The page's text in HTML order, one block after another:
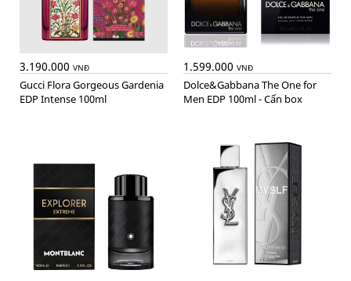
3.190.000 VNĐ
Gucci Flora Gorgeous Gardenia
EDP Intense 100ml
1.599.000 VNĐ
Dolce&Gabbana The One for
Men EDP 100ml - Cấn box